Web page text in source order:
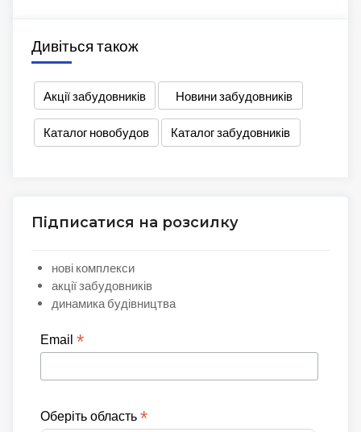
Дивіться також
Акції забудовників Новини забудовників
Каталог новобудов Каталог забудовників
Підписатися на розсилку
нові комплекси
акції забудовників
динамика будівництва
Email *
Оберіть область *